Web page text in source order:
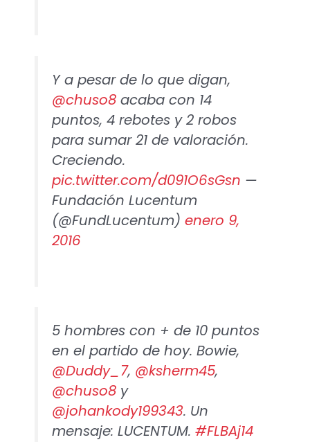
Y a pesar de lo que digan,
@chuso8acaba con 14
puntos, 4 rebotes y 2 robos
para sumar 21 de valoración.
Creciendo.
pic.twitter.com/d091O6sGsn —
Fundación Lucentum
(@FundLucentum) enero 9,
2016
5 hombres con + de 10 puntos
en el partido de hoy. Bowie,
@Duddy_7, @ksherm45,
@chuso8y
@johankody199343. Un
mensaje: LUCENTUM. #FLBAj14